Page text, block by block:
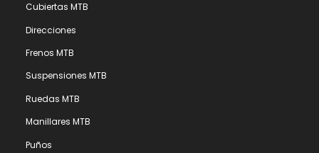
Cubiertas MTB
Direcciones
Frenos MTB
Suspensiones MTB
Ruedas MTB
Manillares MTB
Puños